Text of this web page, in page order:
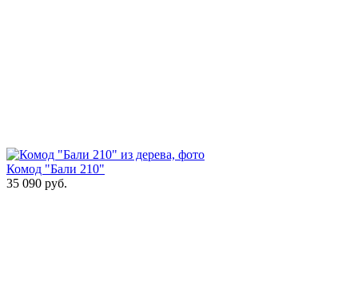
Комод "Бали 210"
35 090 руб.